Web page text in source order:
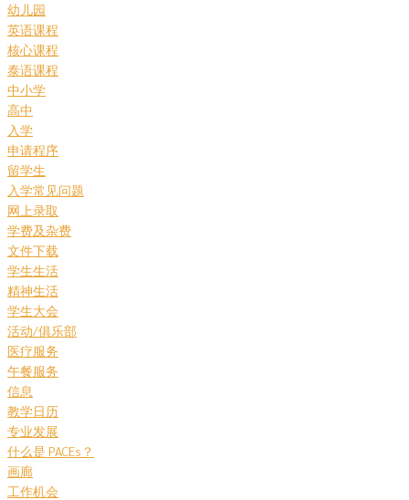
幼儿园
英语课程
核心课程
泰语课程
中小学
高中
入学
申请程序
留学生
入学常见问题
网上录取
学费及杂费
文件下载
学生生活
精神生活
学生大会
活动/俱乐部
医疗服务
午餐服务
信息
教学日历
专业发展
什么是 PACEs？
画廊
工作机会